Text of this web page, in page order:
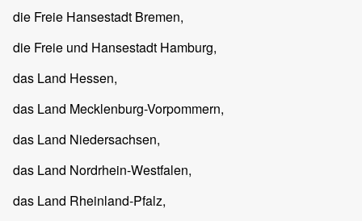
die Freie Hansestadt Bremen,
die Freie und Hansestadt Hamburg,
das Land Hessen,
das Land Mecklenburg-Vorpommern,
das Land Niedersachsen,
das Land Nordrhein-Westfalen,
das Land Rheinland-Pfalz,